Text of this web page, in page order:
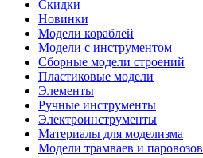
Скидки
Новинки
Модели кораблей
Модели с инструментом
Сборные модели строений
Пластиковые модели
Элементы
Ручные инструменты
Электроинструменты
Материалы для моделизма
Модели трамваев и паровозов